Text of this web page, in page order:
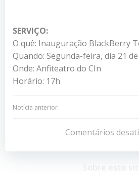
SERVIÇO:
O quê: Inauguração BlackBerry
Quando: Segunda-feira, dia 21
Onde: Anfiteatro do CIn
Horário: 17h
Navegação
Post
Notícia anterior
de
Comentários